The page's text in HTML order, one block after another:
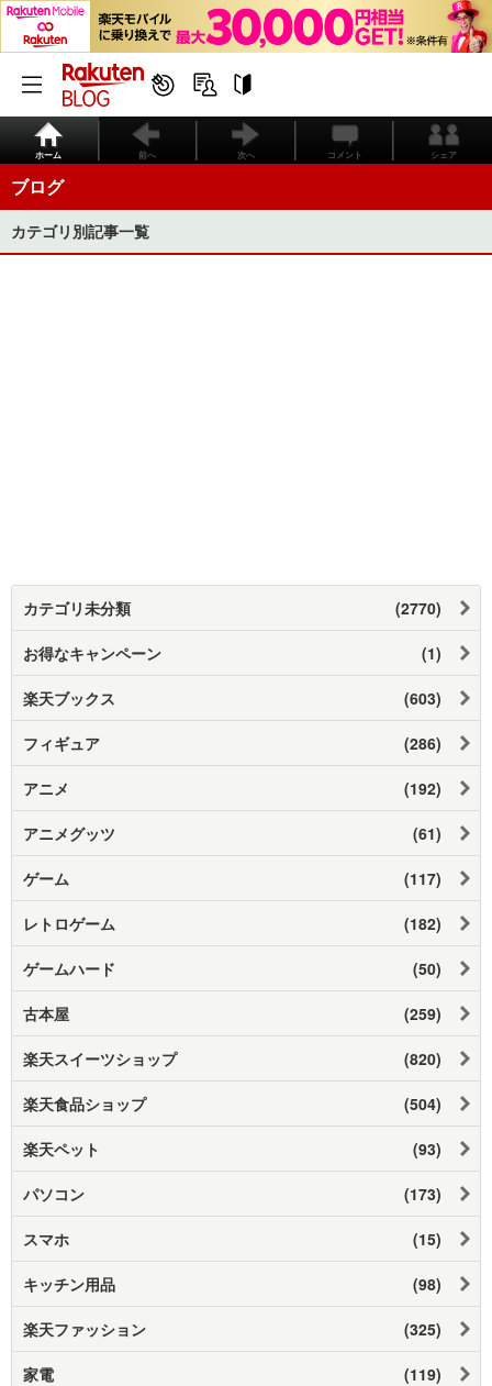
ホーム 前へ 次へ コメント シェア
ブログ
カテゴリ別記事一覧
カテゴリ未分類 (2770)
お得なキャンペーン (1)
楽天ブックス (603)
フィギュア (286)
アニメ (192)
アニメグッツ (61)
ゲーム (117)
レトロゲーム (182)
ゲームハード (50)
古本屋 (259)
楽天スイーツショップ (820)
楽天食品ショップ (504)
楽天ペット (93)
パソコン (173)
スマホ (15)
キッチン用品 (98)
楽天ファッション (325)
家電 (119)